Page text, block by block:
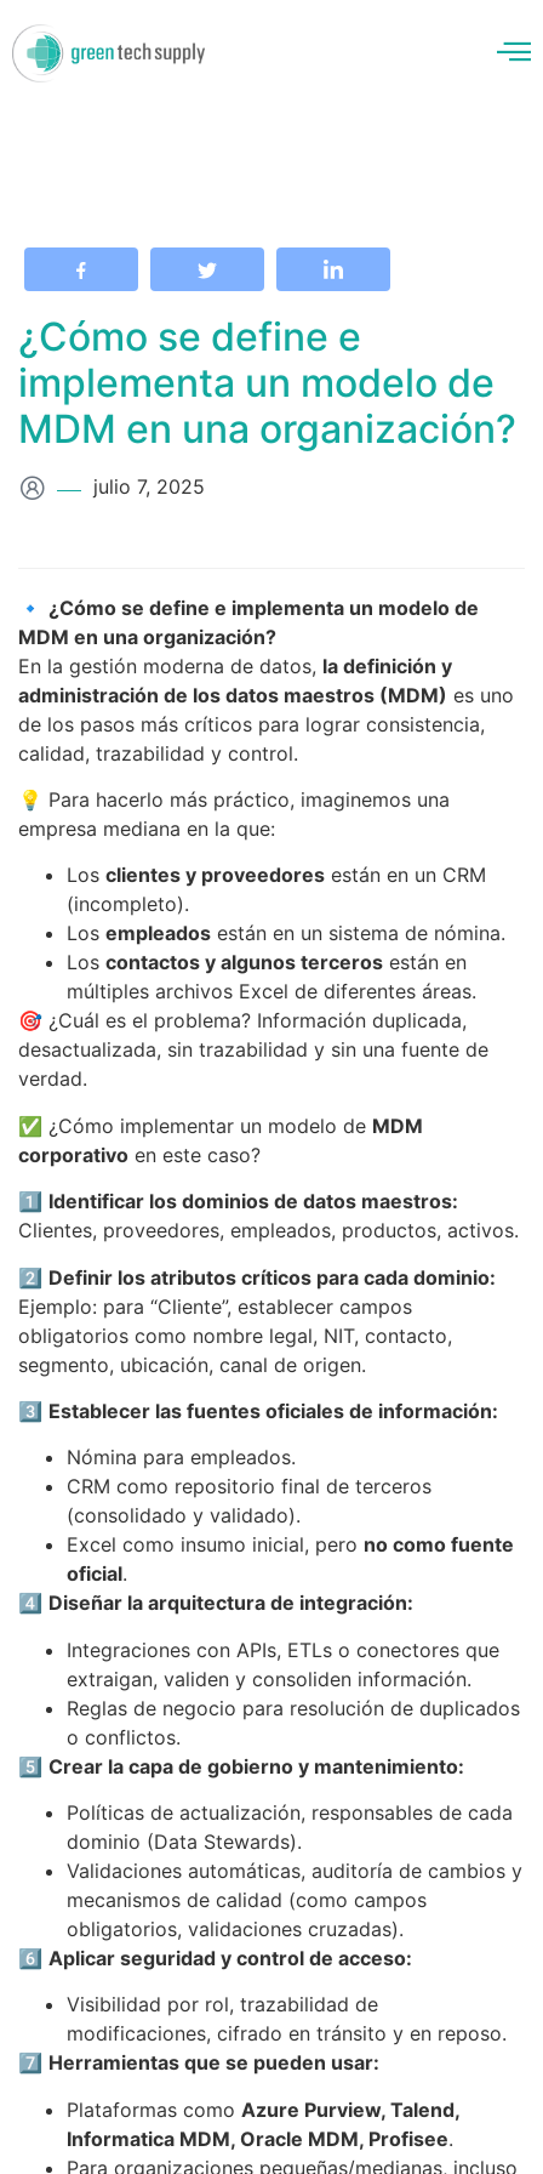
¿Cómo se define e
implementa un modelo de
MDM en una organización?
julio 7, 2025
🔹 ¿Cómo se define e implementa un modelo de
MDM en una organización?
En la gestión moderna de datos, la definición y
administración de los datos maestros (MDM) es uno
de los pasos más críticos para lograr consistencia,
calidad, trazabilidad y control.
💡 Para hacerlo más práctico, imaginemos una
empresa mediana en la que:
Los clientes y proveedores están en un CRM
(incompleto).
Los empleados están en un sistema de nómina.
Los contactos y algunos terceros están en
múltiples archivos Excel de diferentes áreas.
🎯 ¿Cuál es el problema? Información duplicada,
desactualizada, sin trazabilidad y sin una fuente de
verdad.
✅ ¿Cómo implementar un modelo de MDM
corporativo en este caso?
1️⃣ Identificar los dominios de datos maestros:
Clientes, proveedores, empleados, productos, activos.
2️⃣ Definir los atributos críticos para cada dominio:
Ejemplo: para “Cliente”, establecer campos
obligatorios como nombre legal, NIT, contacto,
segmento, ubicación, canal de origen.
3️⃣ Establecer las fuentes oficiales de información:
Nómina para empleados.
CRM como repositorio final de terceros
(consolidado y validado).
Excel como insumo inicial, pero no como fuente
oficial.
4️⃣ Diseñar la arquitectura de integración:
Integraciones con APIs, ETLs o conectores que
extraigan, validen y consoliden información.
Reglas de negocio para resolución de duplicados
o conflictos.
5️⃣ Crear la capa de gobierno y mantenimiento:
Políticas de actualización, responsables de cada
dominio (Data Stewards).
Validaciones automáticas, auditoría de cambios y
mecanismos de calidad (como campos
obligatorios, validaciones cruzadas).
6️⃣ Aplicar seguridad y control de acceso:
Visibilidad por rol, trazabilidad de
modificaciones, cifrado en tránsito y en reposo.
7️⃣ Herramientas que se pueden usar:
Plataformas como Azure Purview, Talend,
Informatica MDM, Oracle MDM, Profisee.
Para organizaciones pequeñas/medianas, incluso